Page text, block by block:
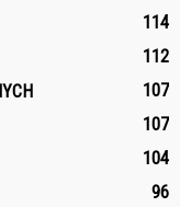
114
112
107
107
104
96